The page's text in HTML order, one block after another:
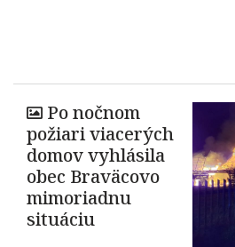
Po nočnom
požiari viacerých
domov vyhlásila
obec Braväcovo
mimoriadnu
situáciu